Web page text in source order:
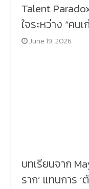
Talent
ใจระหว่าง “คน
June 19, 2026
บทเรียนจาก
ราก’ แทนการ ‘